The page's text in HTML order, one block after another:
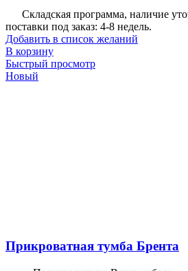
Складская программа, наличие
поставки под заказ: 4-8 недель.
Добавить в список желаний
В корзину
Быстрый просмотр
Новый
Прикроватная тумба Брента